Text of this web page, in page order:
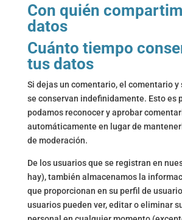
Con quién
datos
Cuánto tiempo
tus datos
Si dejas un comentario, el comentario y
se conservan indefinidamente. Esto es
podamos reconocer y aprobar
automáticamente en lugar de
de moderación.
De los usuarios que se registran en
hay), también almacenamos la
que proporcionan en su perfil de
usuarios pueden ver, editar o eliminar